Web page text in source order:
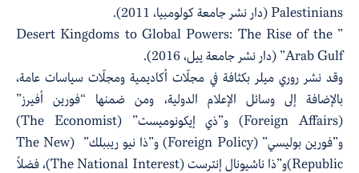
Palestinians (دار نشر جامعة كولومبيا، 2011).
” Desert Kingdoms to Global Powers: The Rise of the
Arab Gulf” (دار نشر جامعة ييل، 2016).
وقد نشر روري ميلر بكثافة في مجلّات أكاديمية ومجلّات سياسات عامة،
بالإضافة إلى وسائل الإعلام الدولية، ومن ضمنها “فورين أفيرز”
(Foreign Affairs) و”ذي إيكونوميست” (The Economist)
و”فورين بوليسي” (Foreign Policy) و”ذا نيو ريببلك” (The New
Republic)و”ذا ناشيونال إنترست (The National Interest)، فضلاً